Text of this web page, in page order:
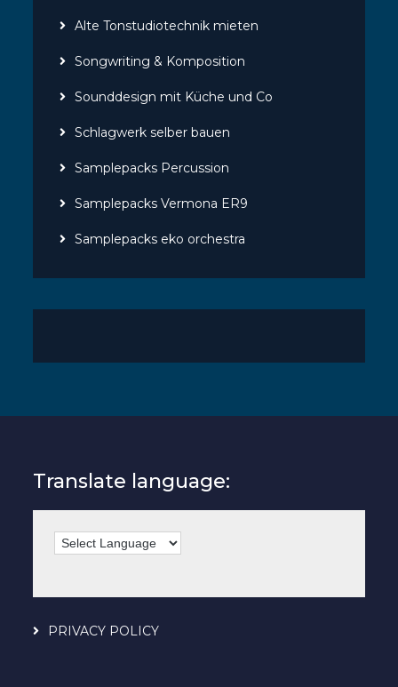
Alte Tonstudiotechnik mieten
Songwriting & Komposition
Sounddesign mit Küche und Co
Schlagwerk selber bauen
Samplepacks Percussion
Samplepacks Vermona ER9
Samplepacks eko orchestra
Translate language:
PRIVACY POLICY